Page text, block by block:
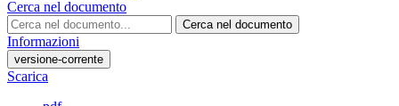
Cerca nel documento
Cerca nel documento
Informazioni
versione-corrente
Scarica